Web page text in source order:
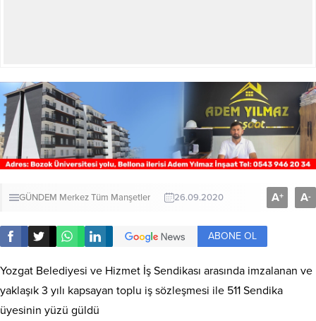
GÜNDEM MerkezTüm Manşetler 26.09.2020 A+ A-
ABONE OL
Yozgat Belediyesi ve Hizmet İş Sendikası arasında imzalanan ve
yaklaşık 3 yılı kapsayan toplu iş sözleşmesi ile 511 Sendika
üyesinin yüzü güldü